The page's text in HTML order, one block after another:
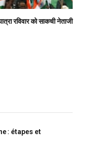
रविवार को साकची नेताजी
: étapes et